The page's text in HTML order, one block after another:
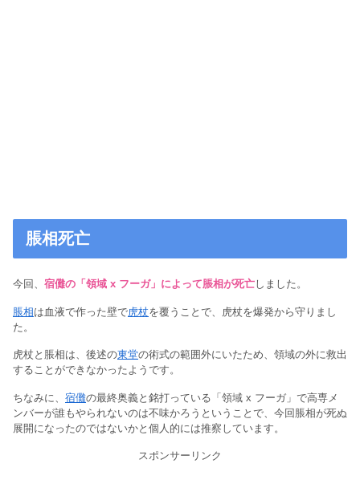
脹相死亡
今回、 宿儺の「領域 x フーガ」によって脹相が死亡しました。
脹相は血液で作った壁で虎杖を覆うことで、虎杖を爆発から守りまし
た。
虎杖と脹相は、後述の東堂の術式の範囲外にいたため、領域の外に救出
することができなかったようです。
ちなみに、 宿儺の最終奥義と銘打っている「領域 x フーガ」で高専メ
ンバーが誰もやられないのは不味かろうということで、今回脹相が死ぬ
展開になったのではないかと個人的には推察しています。
スポンサーリンク